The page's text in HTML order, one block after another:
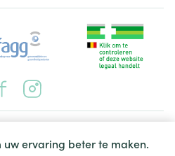
ervaring beter te maken.